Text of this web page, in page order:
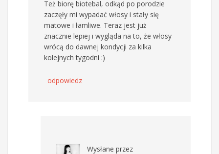
Też biorę biotebal, odkąd po porodzie
zaczęły mi wypadać włosy i stały się
matowe i łamliwe. Teraz jest już
znacznie lepiej i wygląda na to, że włosy
wrócą do dawnej kondycji za kilka
kolejnych tygodni :)
odpowiedz
Wysłane przez